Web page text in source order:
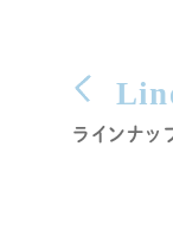
ラインナッ